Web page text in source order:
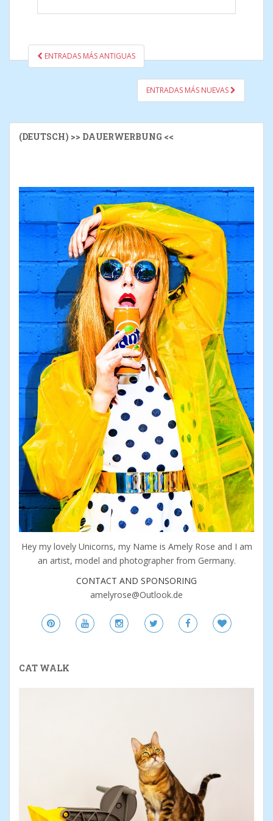
NAVEGACIÓN DE
ENTRADAS MÁS ANTIGUAS
ENTRADAS MÁS NUEVAS
(DEUTSCH) >> DAUERWERBUNG <<
Hey my lovely Unicorns, my Name is Amely Rose and I am
an artist, model and photographer from Germany.
CONTACT AND SPONSORING
amelyrose@Outlook.de
CAT WALK